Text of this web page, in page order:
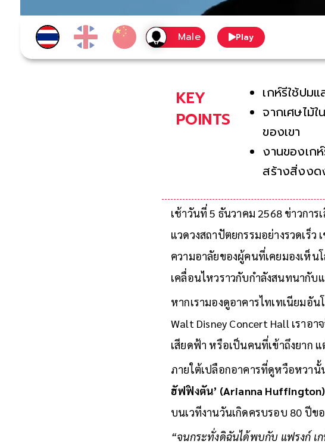
Play
KEY
POINTS
เกห์รีใช้ปม
จากเศษไม้
ของเขา
งานของเก
สร้างสิ่งง
เช้าวันที่ 5 ธันวาคม 2568 ข่าวการ
แวดวงสถาปัตยกรรมอย่างรวดเร็
ความอาลัยของผู้คนที่เคยมองเห็น
เคลื่อนไหวราวกับกำลังสนทนากับ
หากเรามองดูอาคารไทเทเนียมอัน
Walt Disney Concert Hall เราอ
เสียดฟ้า หรือเป็นคนที่เข้าถึงยาก
ภายใต้เปลือกอาคารที่ดูหวือหวานั้
ฮัฟฟิงตัน’ (Arianna Huffington)
บนเวทีงานวันเกิดครบรอบ 80 ปีขอ
“จนกระทั่งดิฉันได้พบกับ แฟรงก์ เ